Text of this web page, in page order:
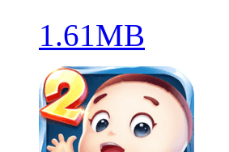
1.61MB